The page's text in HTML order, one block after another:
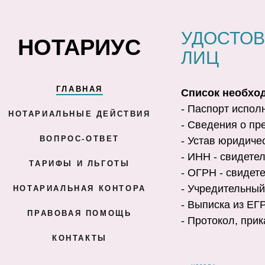
НОТАРИУС
ГЛАВНАЯ
НОТАРИАЛЬНЫЕ ДЕЙСТВИЯ
ВОПРОС-ОТВЕТ
ТАРИФЫ И ЛЬГОТЫ
НОТАРИАЛЬНАЯ КОНТОРА
ПРАВОВАЯ ПОМОЩЬ
КОНТАКТЫ
ЛИЦ
Список
- Паспорт
- Сведения о
- Устав
- ИНН -
- ОГРН -
-
- Выписка из
- Протокол,